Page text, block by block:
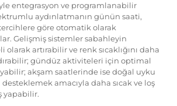
entegrasyon ve programlanabilir
aydınlatmanın günün saati,
göre otomatik olarak
Gelişmiş sistemler sabahleyin
olarak artırabilir ve renk sıcaklığını daha
gündüz aktiviteleri için optimal
akşam saatlerinde ise doğal uyku
desteklemek amacıyla daha sıcak ve loş
yapabilir.